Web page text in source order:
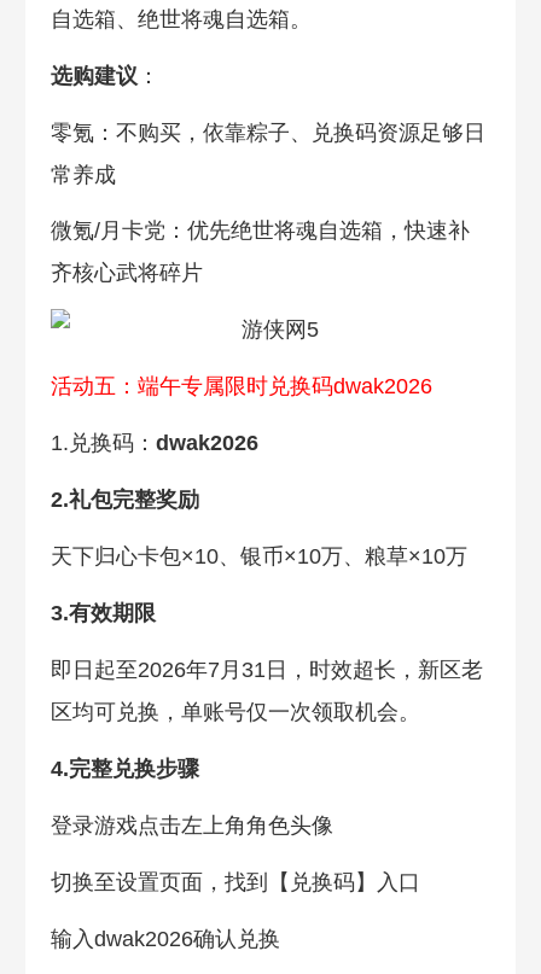
自选箱、绝世将魂自选箱。
选购建议 ：
零氪：不购买，依靠粽子、兑换码资源足够日
常养成
微氪/月卡党：优先绝世将魂自选箱，快速补
齐核心武将碎片
活动五：端午专属限时兑换码dwak2026
1.兑换码： dwak2026
2.礼包完整奖励
天下归心卡包×10、银币×10万、粮草×10万
3.有效期限
即日起至2026年7月31日，时效超长，新区老
区均可兑换，单账号仅一次领取机会。
4.完整兑换步骤
登录游戏点击左上角角色头像
切换至设置页面，找到【兑换码】入口
输入dwak2026确认兑换